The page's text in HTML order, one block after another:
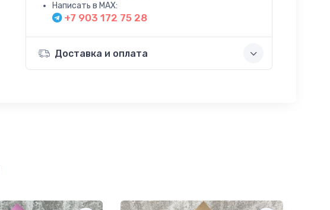
Написать в MAX:
+7 903 172 75 28
Доставка и оплата